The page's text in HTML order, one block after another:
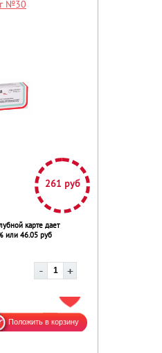
№30
261 руб
карте дает
или 46.05 руб
ДОБАВИТЬ В ИЗБРАННОЕ